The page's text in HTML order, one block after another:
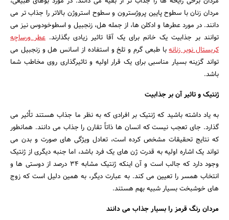
مردان زنان با سطوح پایین پروژسترون و سطوح استروژن بالاتر را جذاب تر می
دانند. در مورد عطرها و ادکلن ها، از جمله هل، زنجبیل و اسطوخودوس نیز می
توانند بر جذابیت یک خانم برای یک آقا تاثیر زیادی بگذارند. عطر ورساچه
کریستال نویر زنانهبا طبعی گرم و تلخ و استفاده از اسانس هل و زنجبیل می
تواند گزینه بسیار مناسبی برای یک قرار اولیه و تاثیرگذاری روی مخاطب شما
باشد.
ژنتیک و تاثیر آن بر جذابیت
به یاد داشته باشید که ژنتیک بر افرادی که به نظر ما جذاب هستند تأثیر می
گذارد. جای تعجب نیست که انسان ها ذاتاً تقارن را جذاب می دانند. همانطور
که نتایج تحقیقات مشخص کرده است، تعادل ویژگی های صورت و بدن می
تواند یک اشاره اولیه به قدرت ژن های یک فرد باشد، اما جنبه دیگری از ژنتیک
وجود دارد که جالب است و آن اینکه ژنتیک مشابه 34 درصد از دوستی ها و
انتخاب همسر را تعیین می کند. به عبارت دیگر، به همین دلیل است که زوج
های خوشبخت بسیار شبیه بهم هستند.
مردان رنگ قرمز را بسیار جذاب می دانند